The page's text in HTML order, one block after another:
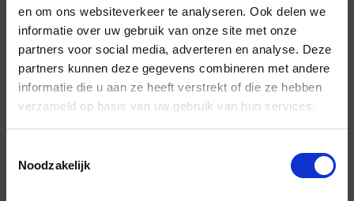
en om ons websiteverkeer te analyseren. Ook delen we
informatie over uw gebruik van onze site met onze
partners voor social media, adverteren en analyse. Deze
partners kunnen deze gegevens combineren met andere
informatie die u aan ze heeft verstrekt of die ze hebben
verzameld op basis van uw gebruik van hun services.
Noodzakelijk
E-mail
info@mhscheiden.nl
Wij werken inBreda,Raamsdonkveer,
Zevenbergen,Made,Oosterhout,Tilburg,Goirle,
Etten-Leur,
Hilvarenbeek